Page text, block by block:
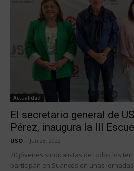
Actualidad
El secretario general de
Pérez, inaugura la III
USO Jun 28, 2022
20 jóvenes sindicalistas de todos los
participan en Suances en unas